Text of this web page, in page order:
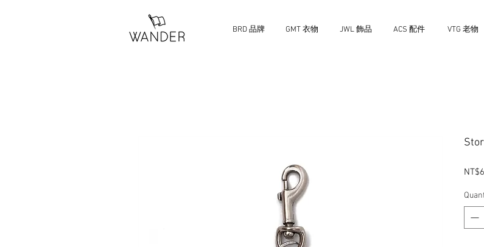
BRD 品牌 GMT 衣物 JWL 飾品 ACS 配件 VTG 老物